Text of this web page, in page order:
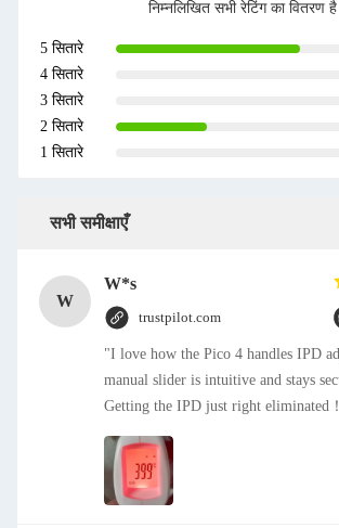
निम्नलिखित सभी रेटिंग का वितरण है
5 सितारे
4 सितारे
3 सितारे
2 सितारे
1 सितारे
सभी समीक्षाएँ
W
W*s
trustpilot.com
"I love how the Pico 4 handles IPD
manual slider is intuitive and stays
Getting the IPD just right eliminated！